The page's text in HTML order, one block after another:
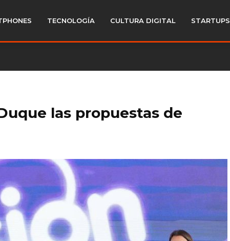
TECNOLOGÍA CULTURA DIGITAL STARTUPS
las propuestas de